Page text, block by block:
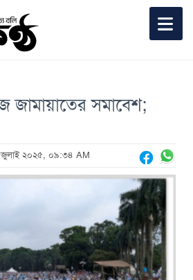
জামায়াতের সমাবেশ;
জুলাই ২০২৫, ০৯:৩৪ AM